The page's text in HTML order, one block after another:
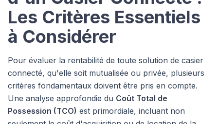
Les Critères Essentiels
à Considérer
Pour évaluer la rentabilité de toute solution de casier
connecté, qu'elle soit mutualisée ou privée, plusieurs
critères fondamentaux doivent être pris en compte.
Une analyse approfondie du Coût Total de
Possession (TCO) est primordiale, incluant non